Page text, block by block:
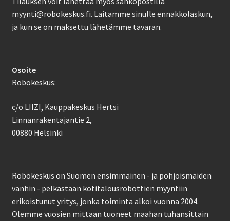
myynti@robokeskus.fi. Laitamme sinulle ennakkolaskun,
ja kun se on maksettu lähetämme tavaran.
Osoite
Robokeskus:
c/o LIIZI, Kauppakeskus Hertsi
Linnanrakentajantie 2,
00880 Helsinki
Robokeskus on Suomen ensimmäinen - ja pohjoismaiden
vanhin - pelkästään kotitalousrobottien myyntiin
erikoistunut yritys, jonka toiminta alkoi vuonna 2004.
Olemme vuosien mittaan tuoneet maahan tuhansittain